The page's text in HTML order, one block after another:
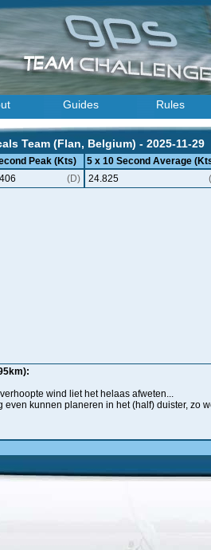
Guides Rules
Team (Flan, Belgium) - 2025-11-29
Peak (Kts)
5 x 10 Second Average
(D) 24.825
wind liet het helaas afweten...
even kunnen planeren in het (half) duister, zo